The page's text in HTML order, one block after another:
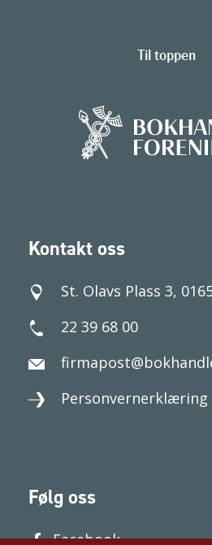
Kontakt oss
St. Olavs Plass 3,
22 39 68 00
Personvernerklæring
Følg oss
Facebook
Til toppen